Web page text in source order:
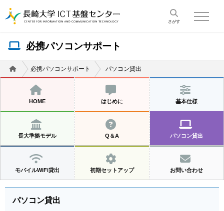
toggle
必携パソコンサポート
必携パソコンサポート パソコン貸出
HOME はじめに 基本仕様
長大準拠モデル Q＆A パソコン貸出
モバイルWiFi貸出 初期セットアップ お問い合わせ
パソコン貸出